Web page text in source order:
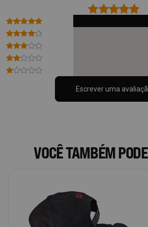
Escrever uma
VOCÊ TAMBÉM